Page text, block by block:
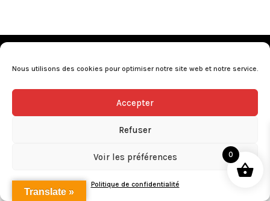
Nous utilisons des cookies pour optimiser notre site web et notre service.
Accepter
Refuser
Voir les préférences
Politique de confidentialité
Conditions générales de vente•Nos revendeurs•
L’abus d’alcool est dangereux pour la santé, consommez avec
Translate »
0